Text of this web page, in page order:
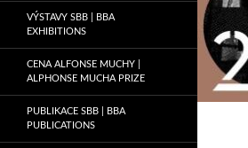
VÝSTAVY SBB | BBA
EXHIBITIONS
CENA ALFONSE MUCHY |
ALPHONSE MUCHA PRIZE
PUBLIKACE SBB | BBA
PUBLICATIONS